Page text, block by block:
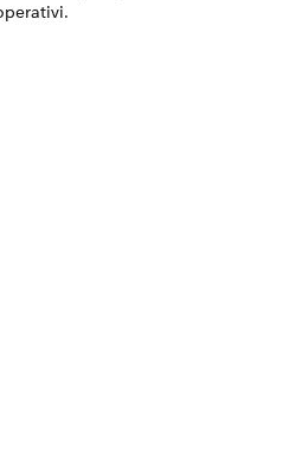
Experience
IT Service per cui sono
digitale CMDB dalla pagina
CMDB:
come risorse cloud, dispositivi,
Verificare la completezza del